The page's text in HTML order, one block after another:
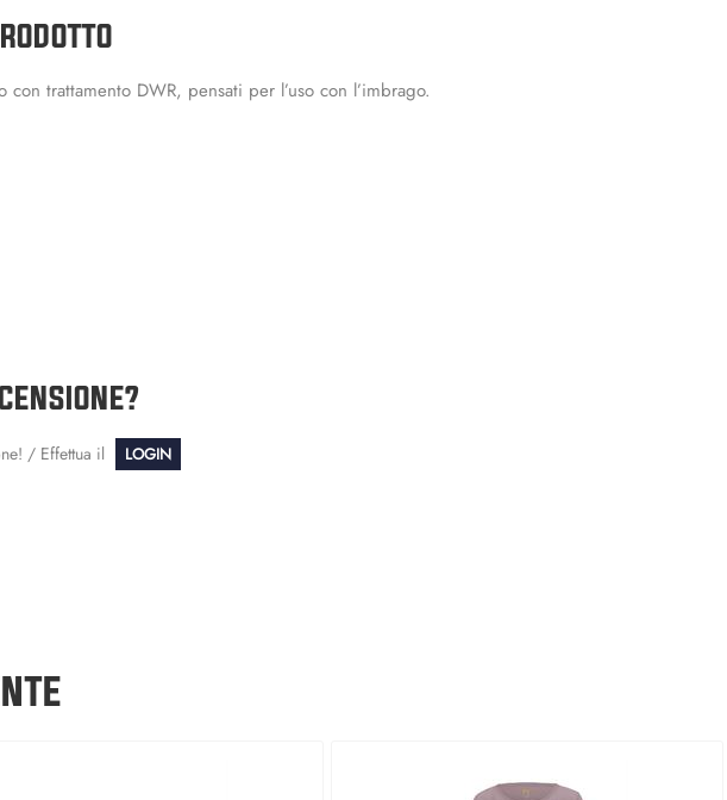
trattamento DWR, pensati per l’uso con l’imbrago.
/ Effettua il LOGIN